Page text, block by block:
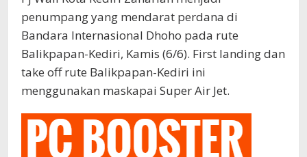
penumpang yang mendarat perdana di
Bandara Internasional Dhoho pada rute
Balikpapan-Kediri, Kamis (6/6). First landing dan
take off rute Balikpapan-Kediri ini
menggunakan maskapai Super Air Jet.